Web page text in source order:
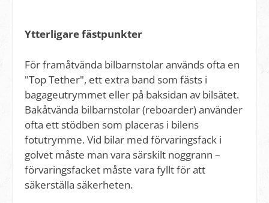
Ytterligare fästpunkter
För framåtvända bilbarnstolar används ofta en
"Top Tether", ett extra band som fästs i
bagageutrymmet eller på baksidan av bilsätet.
Bakåtvända bilbarnstolar (reboarder) använder
ofta ett stödben som placeras i bilens
fotutrymme. Vid bilar med förvaringsfack i
golvet måste man vara särskilt noggrann –
förvaringsfacket måste vara fyllt för att
säkerställa säkerheten.